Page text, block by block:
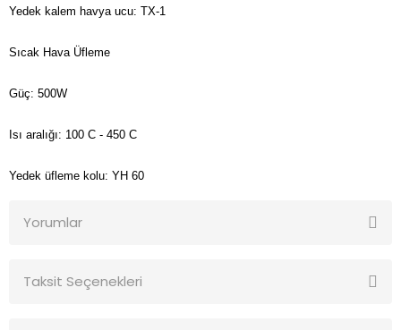
Yedek kalem havya ucu: TX-1
Sıcak Hava Üfleme
Güç: 500W
Isı aralığı: 100 C - 450 C
Yedek üfleme kolu: YH 60
Yorumlar
Taksit Seçenekleri